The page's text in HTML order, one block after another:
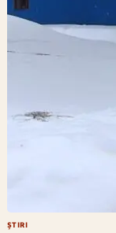
ȘTIRI